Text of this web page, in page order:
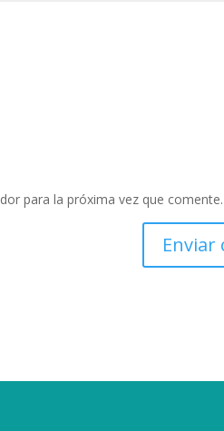
para la próxima vez que comente.